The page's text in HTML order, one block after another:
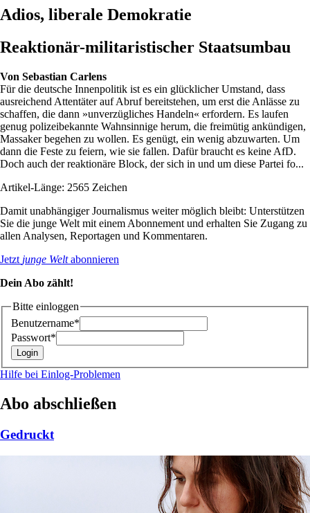
Adios, liberale Demokratie
Reaktionär-militaristischer Staatsumbau
Von Sebastian Carlens
Für die deutsche Innenpolitik ist es ein glücklicher Umstand, dass
ausreichend Attentäter auf Abruf bereitstehen, um erst die Anlässe zu
schaffen, die dann »unverzügliches Handeln« erfordern. Es laufen
genug polizeibekannte Wahnsinnige herum, die freimütig ankündigen,
Massaker begehen zu wollen. Es genügt, ein wenig abzuwarten. Um
dann die Feste zu feiern, wie sie fallen. Dafür braucht es keine AfD.
Doch auch der reaktionäre Block, der sich in und um diese Partei fo...
Artikel-Länge: 2565 Zeichen
Damit unabhängiger Journalismus weiter möglich bleibt: Unterstützen
Sie die junge Welt mit einem Abonnement und erhalten Sie Zugang zu
allen Analysen, Reportagen und Kommentaren.
Jetzt junge Weltabonnieren
Dein Abo zählt!
Bitte einloggen
Benutzername*
Passwort*
Hilfe bei Einlog-Problemen
Abo abschließen
Gedruckt